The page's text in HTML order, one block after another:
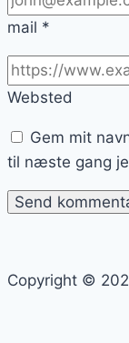
mail *
Websted
Gem mit
til næste gang
Copyright ©